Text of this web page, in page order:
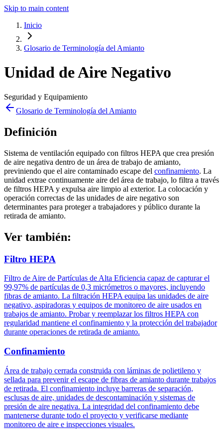
Skip to main content
Inicio
Glosario de Terminología del Amianto
Unidad de Aire Negativo
Seguridad y Equipamiento
Glosario de Terminología del Amianto
Definición
Sistema de ventilación equipado con filtros HEPA que crea presión
de aire negativa dentro de un área de trabajo de amianto,
previniendo que el aire contaminado escape del confinamiento. La
unidad extrae continuamente aire del área de trabajo, lo filtra a través
de filtros HEPA y expulsa aire limpio al exterior. La colocación y
operación correctas de las unidades de aire negativo son
determinantes para proteger a trabajadores y público durante la
retirada de amianto.
Ver también:
Filtro HEPA
Filtro de Aire de Partículas de Alta Eficiencia capaz de capturar el
99,97% de partículas de 0,3 micrómetros o mayores, incluyendo
fibras de amianto. La filtración HEPA equipa las unidades de aire
negativo, aspiradoras y equipos de monitoreo de aire usados en
trabajos de amianto. Probar y reemplazar los filtros HEPA con
regularidad mantiene el confinamiento y la protección del trabajador
durante operaciones de retirada de amianto.
Confinamiento
Área de trabajo cerrada construida con láminas de polietileno y
sellada para prevenir el escape de fibras de amianto durante trabajos
de retirada. El confinamiento incluye barreras de separación,
esclusas de aire, unidades de descontaminación y sistemas de
presión de aire negativa. La integridad del confinamiento debe
mantenerse durante todo el proyecto y verificarse mediante
monitoreo de aire e inspecciones visuales.